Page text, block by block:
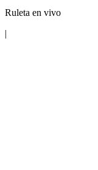
Ruleta en vivo
|